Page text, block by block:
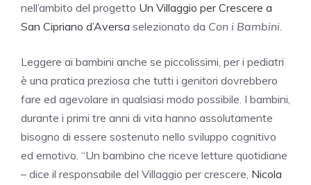
nell’ambito del progetto Un Villaggio per Crescere a
San Cipriano d’Aversa selezionato da Con i Bambini.
Leggere ai bambini anche se piccolissimi, per i pediatri
è una pratica preziosa che tutti i genitori dovrebbero
fare ed agevolare in qualsiasi modo possibile. I bambini,
durante i primi tre anni di vita hanno assolutamente
bisogno di essere sostenuto nello sviluppo cognitivo
ed emotivo. “Un bambino che riceve letture quotidiane
– dice il responsabile del Villaggio per crescere, Nicola